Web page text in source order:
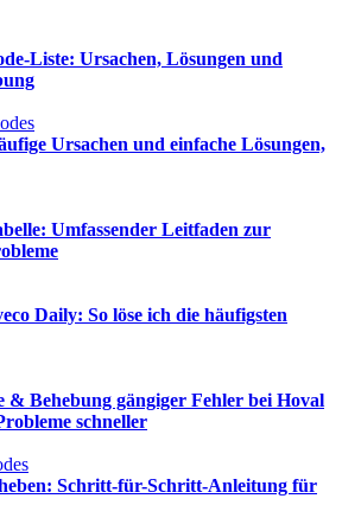
Liste: Ursachen, Lösungen und
Ursachen und einfache Lösungen,
Umfassender Leitfaden zur
Daily: So löse ich die häufigsten
& Behebung gängiger Fehler bei Hoval
schneller
Schritt-für-Schritt-Anleitung für